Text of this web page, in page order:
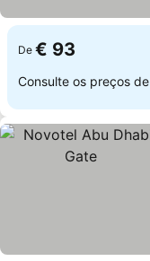
De € 93
Consulte os preços de